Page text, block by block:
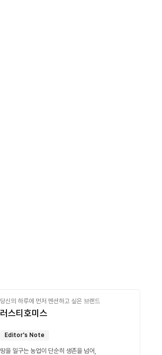
당신의 하루에 먼저 멘션하고 싶은 브랜드
러스티호미스
Editor's Note
땅을 일구는 농업이 단순히 생존을 넘어,